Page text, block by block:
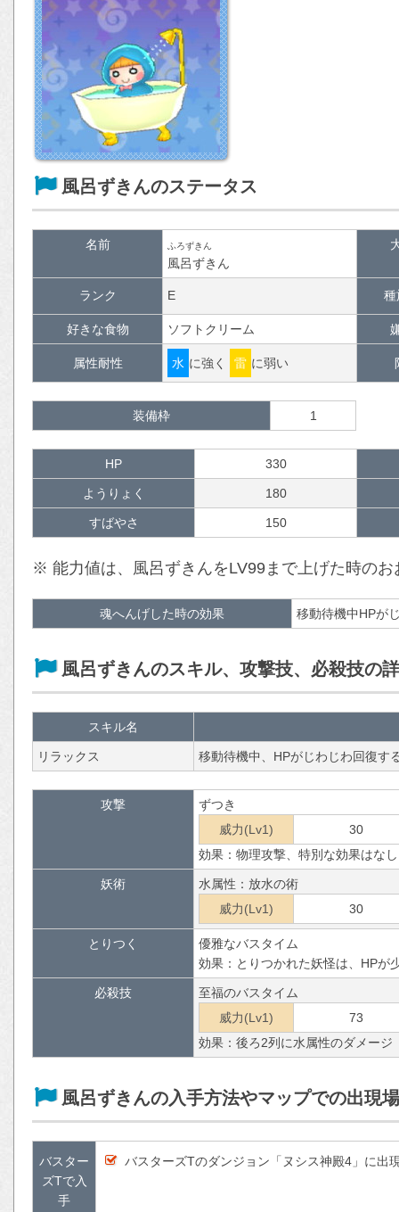
風呂ずきんのステータス
名前 ふろずきん
風呂ずきん
ランク E 種
好きな食物 ソフトクリーム
属性耐性 水 に強く 雷 に弱い
装備枠 1
HP 330
ようりょく 180
すばやさ 150
※ 能力値は、風呂ずきんをLV99まで上げた時の
魂へんげした時の効果 移動待機中HPが
風呂ずきんのスキル、攻撃技、必殺技の
スキル名
リラックス 移動待機中、HPがじわじわ回復す
攻撃
ずつき
威力(Lv1)
30
効果：物理攻撃、特別な効果はなし
妖術
水属性：放水の術
威力(Lv1)
30
とりつく
優雅なバスタイム
効果：とりつかれた妖怪は、HPが
必殺技
至福のバスタイム
威力(Lv1)
73
効果：後ろ2列に水属性のダメージ
風呂ずきんの入手方法やマップでの出現
バスター
ズTで入
手
バスターズTのダンジョン「ヌシス神殿4」に出